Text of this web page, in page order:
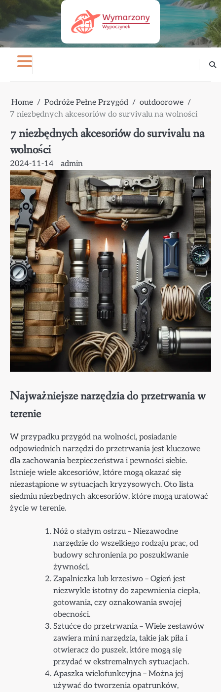
content
Home Podróże Pełne Przygód
outdoorowe
7 niezbędnych akcesoriów do survivalu na wolności
7 niezbędnych akcesoriów do survivalu na
wolności
2024-11-14 admin
Najważniejsze narzędzia do przetrwania w
terenie
W przypadku przygód na wolności, posiadanie
odpowiednich narzędzi do przetrwania jest kluczowe
dla zachowania bezpieczeństwa i pewności siebie.
Istnieje wiele akcesoriów, które mogą okazać się
niezastąpione w sytuacjach kryzysowych. Oto lista
siedmiu niezbędnych akcesoriów, które mogą uratować
życie w terenie.
Nóż o stałym ostrzu – Niezawodne
narzędzie do wszelkiego rodzaju prac, od
budowy schronienia po poszukiwanie
żywności.
Zapalniczka lub krzesiwo – Ogień jest
niezwykle istotny do zapewnienia ciepła,
gotowania, czy oznakowania swojej
obecności.
Sztućce do przetrwania – Wiele zestawów
zawiera mini narzędzia, takie jak piła i
otwieracz do puszek, które mogą się
przydać w ekstremalnych sytuacjach.
Apaszka wielofunkcyjna – Można jej
używać do tworzenia opatrunków,